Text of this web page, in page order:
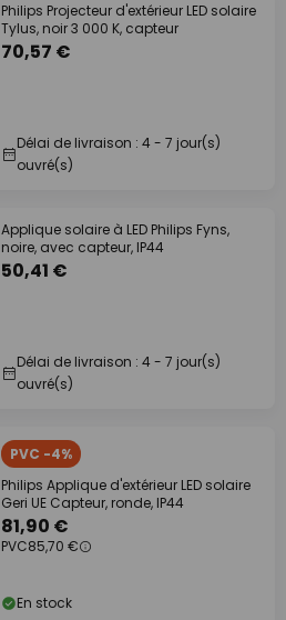
Philips Projecteur d'extérieur LED solaire
Tylus, noir 3 000 K, capteur
70,57 €
Délai de livraison : 4 - 7 jour(s)
ouvré(s)
Applique solaire à LED Philips Fyns,
noire, avec capteur, IP44
50,41 €
Délai de livraison : 4 - 7 jour(s)
ouvré(s)
PVC -4%
Philips Applique d'extérieur LED solaire
Geri UE Capteur, ronde, IP44
81,90 €
PVC85,70 €
En stock